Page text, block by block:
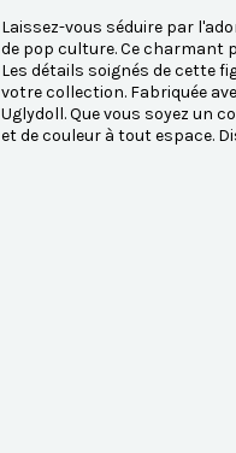
Laissez-vous séduire par
de pop culture. Ce charmant
Les détails soignés de cette
votre collection. Fabriquée
Uglydoll. Que vous soyez un
et de couleur à tout espace.